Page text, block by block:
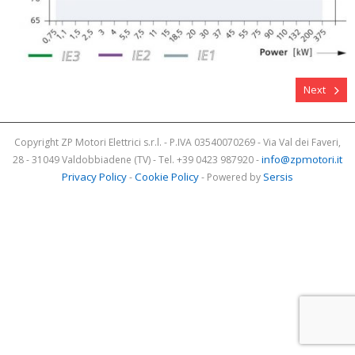
Next
Copyright ZP Motori Elettrici s.r.l. - P.IVA 03540070269 - Via Val dei Faveri,
28 - 31049 Valdobbiadene (TV) - Tel. +39 0423 987920 -info@zpmotori.it
Privacy Policy-Cookie Policy- Powered by Sersis